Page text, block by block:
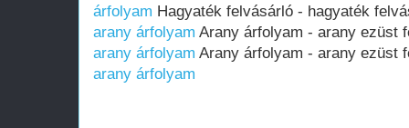
árfolyam Hagyaték felvásárló - hagyaték
arany árfolyam Arany árfolyam - arany ezüst
arany árfolyam Arany árfolyam - arany ezüst
arany árfolyam